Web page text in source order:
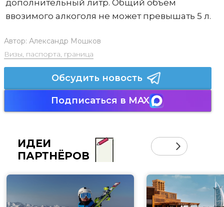
дополнительный литр. Общий объем
ввозимого алкоголя не может превышать 5 л.
Автор: Александр Мошков
Визы, паспорта, граница
Обсудить новость
Подписаться в MAX
ИДЕИ
ПАРТНЁРОВ